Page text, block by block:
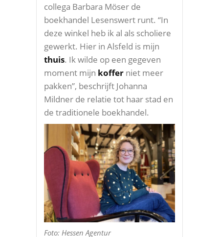
collega Barbara Möser de
boekhandel Lesenswert runt. “In
deze winkel heb ik al als scholiere
gewerkt. Hier in Alsfeld is mijn
thuis. Ik wilde op een gegeven
moment mijn koffer niet meer
pakken”, beschrijft Johanna
Mildner de relatie tot haar stad en
de traditionele boekhandel.
Foto: Hessen Agentur